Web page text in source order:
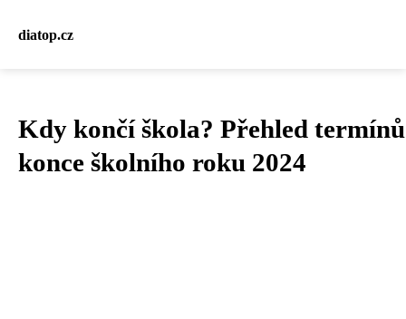
diatop.cz
Kdy končí škola? Přehled termínů
konce školního roku 2024